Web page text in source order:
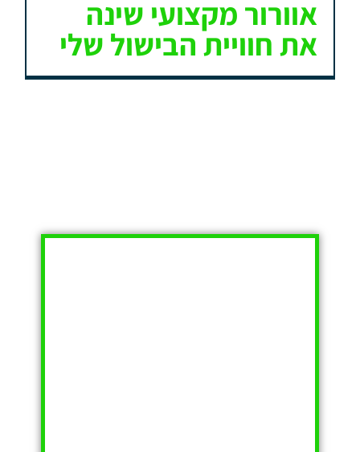
אוורור מקצועי שינה
את חוויית הבישול שלי